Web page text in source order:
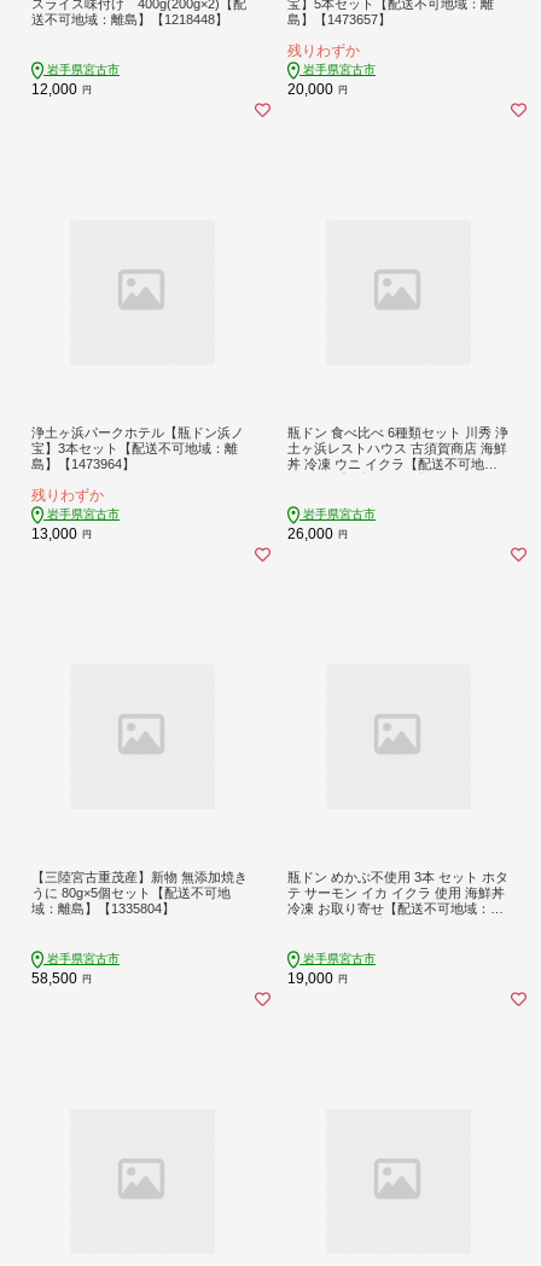
スライス味付け 400g(200g×2)【配
送不可地域：離島】【1218448】
岩手県宮古市
12,000 円
宝】5本セット【配送不可地域：離
島】【1473657】
残りわずか
岩手県宮古市
20,000 円
浄土ヶ浜パークホテル【瓶ドン浜ノ
宝】3本セット【配送不可地域：離
島】【1473964】
残りわずか
岩手県宮古市
13,000 円
瓶ドン 食べ比べ 6種類セット 川秀 浄
土ヶ浜レストハウス 古須賀商店 海鮮
丼 冷凍 ウニ イクラ【配送不可地
岩手県宮古市
26,000 円
【三陸宮古重茂産】新物 無添加焼き
うに 80g×5個セット【配送不可地
域：離島】【1335804】
岩手県宮古市
58,500 円
瓶ドン めかぶ不使用 3本 セット ホタ
テ サーモン イカ イクラ 使用 海鮮丼
冷凍 お取り寄せ【配送不可地域：離
岩手県宮古市
19,000 円